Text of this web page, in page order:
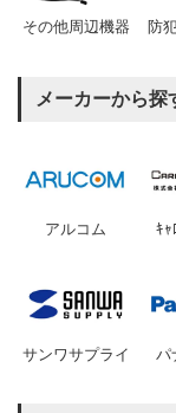
その他周辺機器 防
メーカーから探
アルコム ｷｬ
サンワサプライ パ